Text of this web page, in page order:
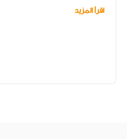
اقرأ المزيد